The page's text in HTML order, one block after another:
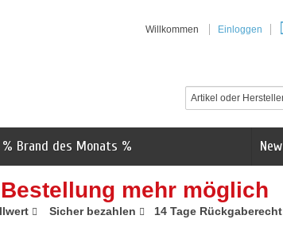
Willkommen Einloggen
New
% Brand des Monats %
mehr möglich
Sicher bezahlen 14 Tage Rückgaberecht